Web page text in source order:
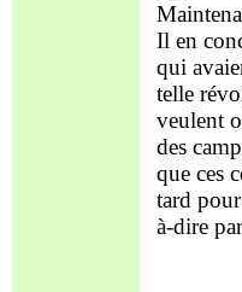
Il en
qui
telle
veulent
des
que ces
tard
à-dire